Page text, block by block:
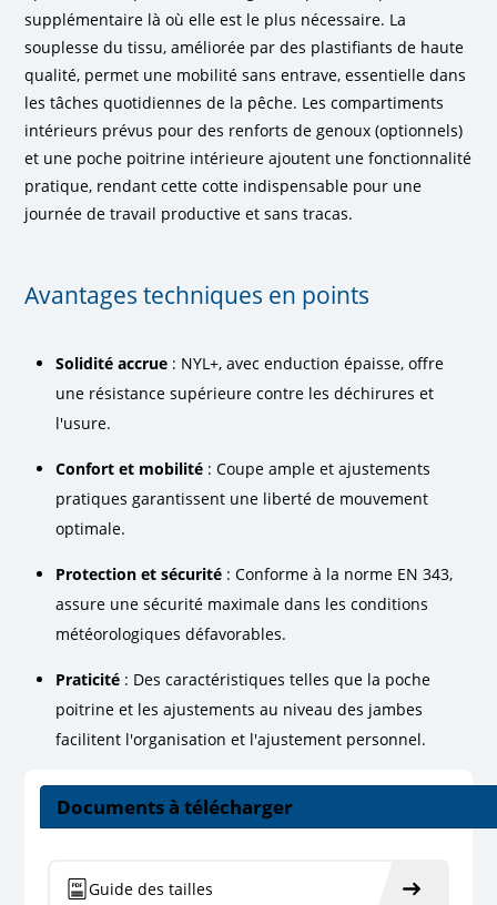
supplémentaire là où elle est le plus nécessaire. La
souplesse du tissu, améliorée par des plastifiants de haute
qualité, permet une mobilité sans entrave, essentielle dans
les tâches quotidiennes de la pêche. Les compartiments
intérieurs prévus pour des renforts de genoux (optionnels)
et une poche poitrine intérieure ajoutent une fonctionnalité
pratique, rendant cette cotte indispensable pour une
journée de travail productive et sans tracas.
Avantages techniques en points
Solidité accrue : NYL+, avec enduction épaisse, offre
une résistance supérieure contre les déchirures et
l'usure.
Confort et mobilité : Coupe ample et ajustements
pratiques garantissent une liberté de mouvement
optimale.
Protection et sécurité : Conforme à la norme EN 343,
assure une sécurité maximale dans les conditions
météorologiques défavorables.
Praticité : Des caractéristiques telles que la poche
poitrine et les ajustements au niveau des jambes
facilitent l'organisation et l'ajustement personnel.
Documents à télécharger
Guide des tailles